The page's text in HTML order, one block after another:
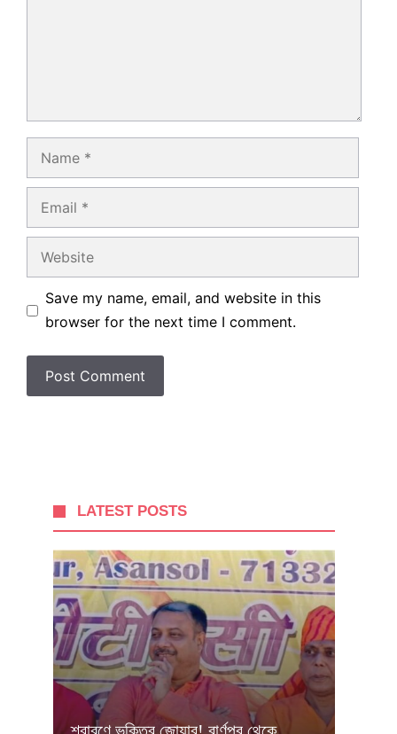
Name
Email
Website
Save my name, email, and website in this
browser for the next time I comment.
LATEST POSTS